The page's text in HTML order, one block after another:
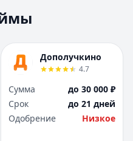
Набережные Челны
Нижний Новгород
Новокузнецк
Новосибирск
Омск
Набережные
Нижний Новгород
Новокузнецк
Новосибирск
Омск
Дополучкино
4.7
Сумма
до 30 000 ₽
Срок
до 21 дней
Одобрение
Низкое